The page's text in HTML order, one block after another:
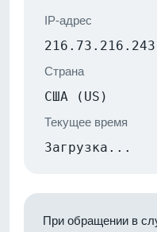
IP-адрес
216.73.216.243
Страна
США (US)
Текущее время
Загрузка...
При обращении в